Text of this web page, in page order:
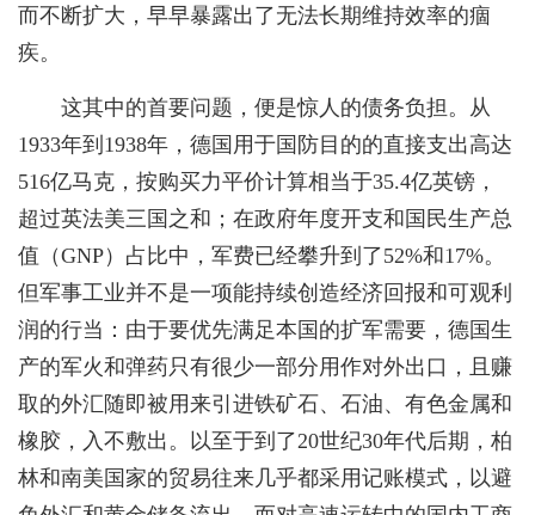
而不断扩大，早早暴露出了无法长期维持效率的痼
疾。
这其中的首要问题，便是惊人的债务负担。从
1933年到1938年，德国用于国防目的的直接支出高达
516亿马克，按购买力平价计算相当于35.4亿英镑，
超过英法美三国之和；在政府年度开支和国民生产总
值（GNP）占比中，军费已经攀升到了52%和17%。
但军事工业并不是一项能持续创造经济回报和可观利
润的行当：由于要优先满足本国的扩军需要，德国生
产的军火和弹药只有很少一部分用作对外出口，且赚
取的外汇随即被用来引进铁矿石、石油、有色金属和
橡胶，入不敷出。以至于到了20世纪30年代后期，柏
林和南美国家的贸易往来几乎都采用记账模式，以避